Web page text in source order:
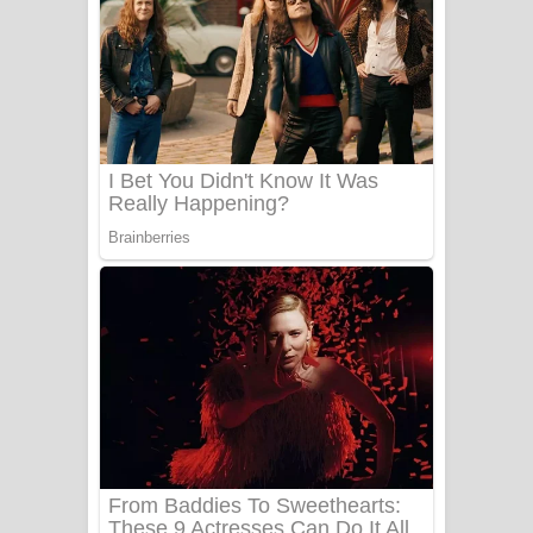
සෝසා ගීතයේ පද පෙළ
Heavy Weight Song Lyrics
Aye Lanweela Song Lyrics - ආයේ
ලංවීලා ගීතයේ පද පෙළ
Ala purannata Song Lyrics - ආල
පුරන්නට ගීතයේ පද පෙළ
FEVER DREAM Lyrics - Alex Warren
BTS : Hooligan Lyrics
Apa Hamuwee Song Lyrics - අප හමුවී
ගීතයේ පද පෙළ